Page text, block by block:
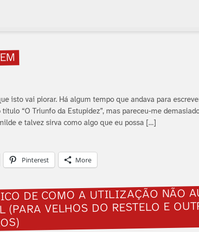
isto vai piorar. Há algum tempo que andava para
“O Triunfo da Estupidez”, mas pareceu-me
e talvez sirva como algo que eu possa […]
Pinterest More
DE COMO A UTILIZAÇÃO NÃO
(PARA VELHOS DO RESTELO E